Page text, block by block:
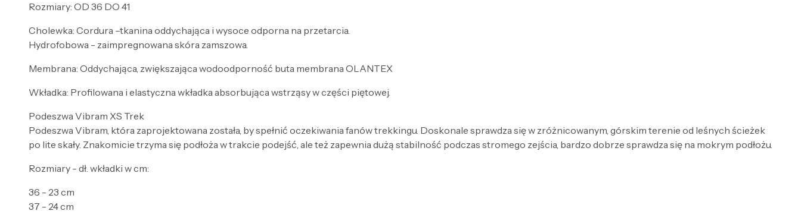
Rozmiary: OD 36 DO 41
Cholewka: Cordura –tkanina oddychająca i wysoce odporna na przetarcia.
Hydrofobowa - zaimpregnowana skóra zamszowa.
Membrana: Oddychająca, zwiększająca wodoodporność buta membrana OLANTEX
Wkładka: Profilowana i elastyczna wkładka absorbująca wstrząsy w części piętowej.
Podeszwa Vibram XS Trek
Podeszwa Vibram, która zaprojektowana została, by spełnić oczekiwania fanów trekkingu. Doskonale sprawdza się w zróżnicowanym, górskim terenie od leśnych ścieżek
po lite skały. Znakomicie trzyma się podłoża w trakcie podejść, ale też zapewnia dużą stabilność podczas stromego zejścia, bardzo dobrze sprawdza się na mokrym podłożu.
Rozmiary - dł. wkładki w cm:
36 - 23 cm
37 - 24 cm